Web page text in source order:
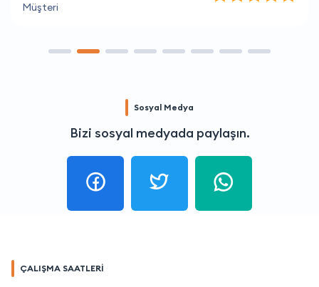
Müşteri
Sosyal Medya
Bizi sosyal medyada paylaşın.
ÇALIŞMA SAATLERİ